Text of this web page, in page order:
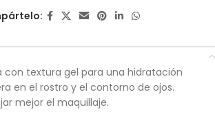
con textura gel para una hidratación
en el rostro y el contorno de ojos.
mejor el maquillaje.